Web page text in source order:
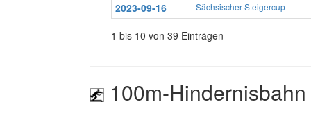
2023-09-16 Sächsischer Steigercup
1 bis 10 von 39 Einträgen
100m-